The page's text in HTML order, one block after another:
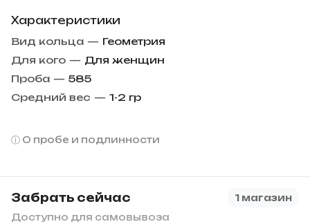
Характеристики
Вид кольца — Геометрия
Для кого — Для женщин
Проба — 585
Средний вес — 1-2 гр
О пробе и подлинности
Забрать сейчас
1 магазин
Доступно для самовывоза